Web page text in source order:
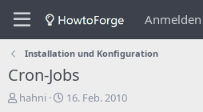
Anmelden
Installation und Konfiguration
Cron-Jobs
E
hahni
E16. Feb. 2010